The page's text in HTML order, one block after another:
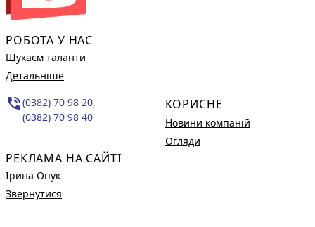
РОБОТА У НАС
Шукаєм таланти
Детальніше
phone_in_talk(0382) 70 98 20,
(0382) 70 98 40
РЕКЛАМА НА САЙТІ
Ірина Опук
Звернутися
КОРИСНЕ
Новини компаній
Огляди